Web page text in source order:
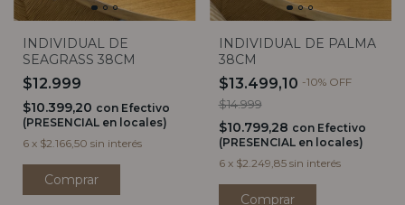
INDIVIDUAL DE
SEAGRASS 38CM
$12.999
$10.399,20 con Efectivo
(PRESENCIAL en locales)
6 x $2.166,50 sin interés
INDIVIDUAL DE PALMA
38CM
$13.499,10 -10% OFF
$14.999
$10.799,28 con Efectivo
(PRESENCIAL en locales)
6 x $2.249,85 sin interés